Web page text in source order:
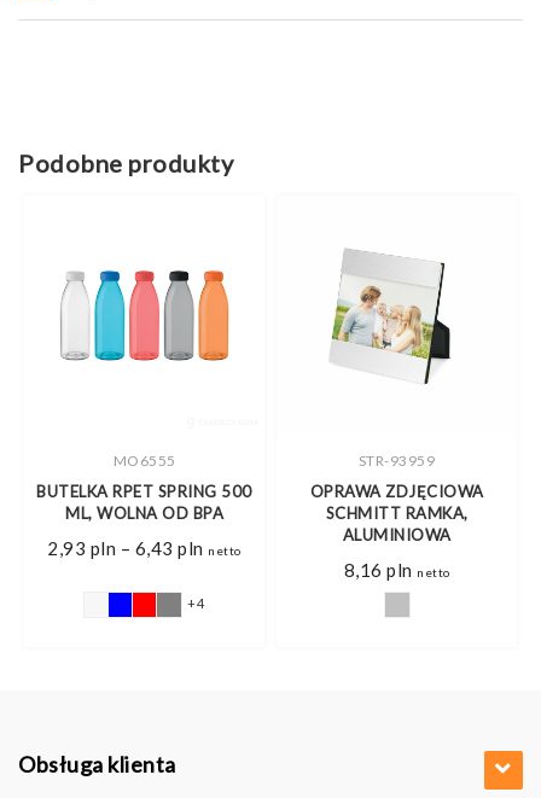
Podobne produkty
MO6555
BUTELKA RPET SPRING 500
ML, WOLNA OD BPA
2,93 pln – 6,43pln Zakres
2,93 pln
netto
+4
STR-93959
OPRAWA ZDJĘCIOWA
SCHMITT RAMKA,
ALUMINIOWA
8,16 pln netto
Obsługa klienta